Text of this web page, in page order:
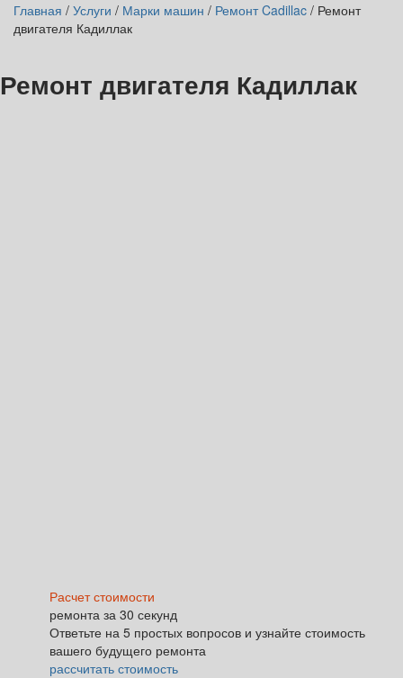
Главная / Услуги / Марки машин / Ремонт Cadillac / Ремонт
двигателя Кадиллак
Ремонт двигателя Кадиллак
Расчет стоимости
ремонта за 30 секунд
Ответьте на 5 простых вопросов и узнайте стоимость
вашего будущего ремонта
рассчитать стоимость